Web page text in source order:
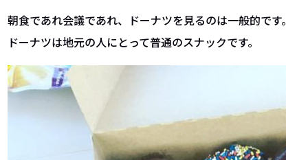
朝食であれ会議であれ、ドーナツを見るのは一般的です。
ドーナツは地元の人にとって普通のスナックです。